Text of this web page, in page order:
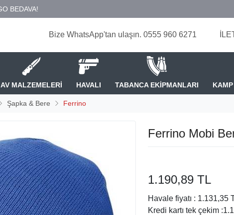
Bize WhatsApp'tan ulaşın. 0555 960 6271
AV MALZEMELERİ HAVALI TABANCA EKİPMANLARI
Şapka & Bere Ferrino
Ferrino Mobi
1.190,89 TL
Havale fiyatı : 1.131,35
Kredi kartı tek çekim :